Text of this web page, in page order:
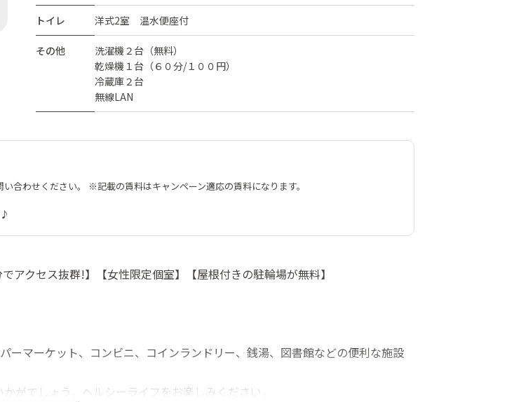
トイレ 洋式2室 温水便座付
その他
洗濯機２台（無料）
乾燥機１台（６０分/１００円）
冷蔵庫２台
無線LAN
合わせください。 ※記載の賃料はキャンペーン適応の賃料になります。
アクセス抜群!】【女性限定個室】【屋根付きの駐輪場が無料】
ーマーケット、コンビニ、コインランドリー、銭湯、図書館などの便利な施設
がでしょう。ヘルシーライフをお楽しみください。